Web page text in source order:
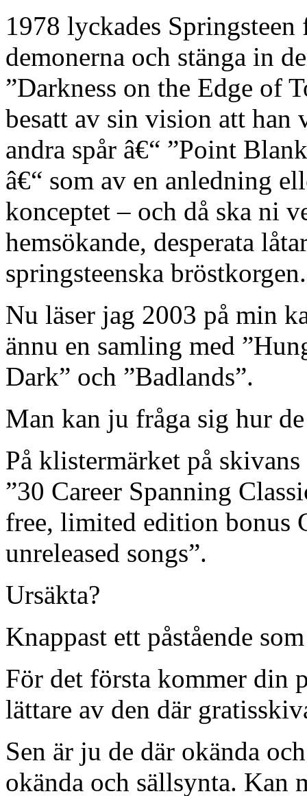
1978 lyckades
demonerna och stänga in
”Darkness on the Edge of
besatt av sin vision att han
andra spår â€“ ”Point
â€“ som av en anledning
konceptet – och då ska ni
hemsökande, desperata
springsteenska bröstkorgen.
Nu läser jag 2003 på min
ännu en samling med
Dark” och ”Badlands”.
Man kan ju fråga sig hur
På klistermärket på
”30 Career Spanning
free, limited edition bonus
unreleased songs”.
Ursäkta?
Knappast ett påstående
För det första kommer din
lättare av den där
Sen är ju de där okända
okända och sällsynta. Kan